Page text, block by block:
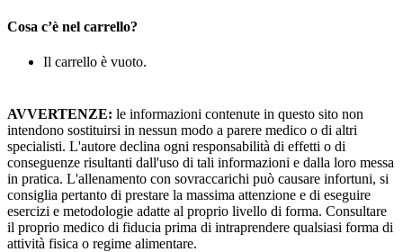
Cosa c’è nel carrello?
Il carrello è vuoto.
AVVERTENZE: le informazioni contenute in questo sito non
intendono sostituirsi in nessun modo a parere medico o di altri
specialisti. L'autore declina ogni responsabilità di effetti o di
conseguenze risultanti dall'uso di tali informazioni e dalla loro messa
in pratica. L'allenamento con sovraccarichi può causare infortuni, si
consiglia pertanto di prestare la massima attenzione e di eseguire
esercizi e metodologie adatte al proprio livello di forma. Consultare
il proprio medico di fiducia prima di intraprendere qualsiasi forma di
attività fisica o regime alimentare.